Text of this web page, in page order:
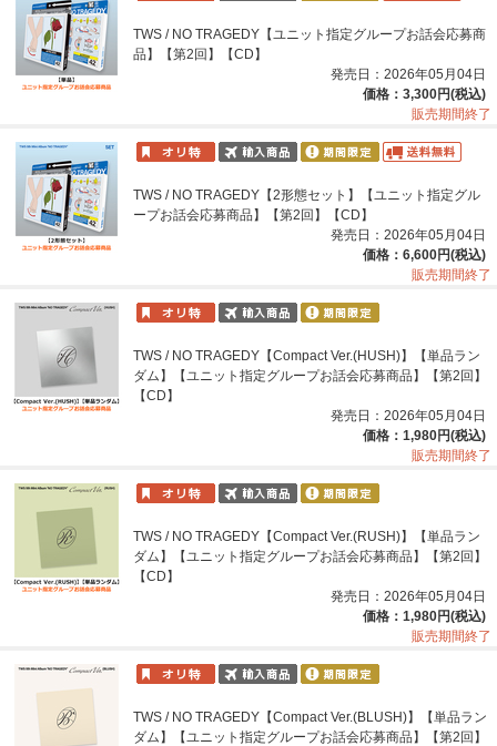
TWS / NO TRAGEDY【ユニット指定グループお話会応募商
品】【第2回】【CD】
発売日：2026年05月04日
価格：3,300円(税込)
販売期間終了
TWS / NO TRAGEDY【2形態セット】【ユニット指定グル
ープお話会応募商品】【第2回】【CD】
発売日：2026年05月04日
価格：6,600円(税込)
販売期間終了
TWS / NO TRAGEDY【Compact Ver.(HUSH)】【単品ラン
ダム】【ユニット指定グループお話会応募商品】【第2回】
【CD】
発売日：2026年05月04日
価格：1,980円(税込)
販売期間終了
TWS / NO TRAGEDY【Compact Ver.(RUSH)】【単品ラン
ダム】【ユニット指定グループお話会応募商品】【第2回】
【CD】
発売日：2026年05月04日
価格：1,980円(税込)
販売期間終了
TWS / NO TRAGEDY【Compact Ver.(BLUSH)】【単品ラン
ダム】【ユニット指定グループお話会応募商品】【第2回】